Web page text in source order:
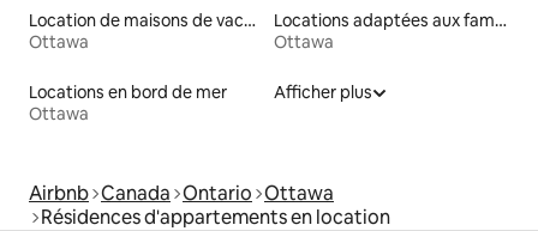
Location de maisons de vacances
Ottawa
Locations adaptées aux familles
Ottawa
Locations en bord de mer
Ottawa
Afficher plus
Airbnb Canada Ontario Ottawa
Résidences d'appartements en location